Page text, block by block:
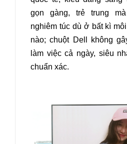
gọn gàng, trẻ trung
nghiêm túc dù ở bất kì
nào; chuột Dell không
làm việc cả ngày, siêu
chuẩn xác.